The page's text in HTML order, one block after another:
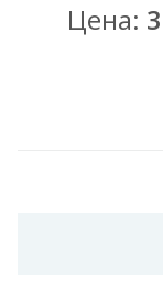
Цена: